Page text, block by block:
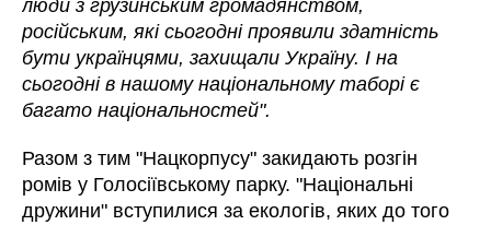
люди з грузинським громадянством,
російським, які сьогодні проявили здатність
бути українцями, захищали Україну. І на
сьогодні в нашому національному таборі є
багато національностей".
Разом з тим "Нацкорпусу" закидають розгін
ромів у Голосіївському парку. "Національні
дружини" вступилися за екологів, яких до того